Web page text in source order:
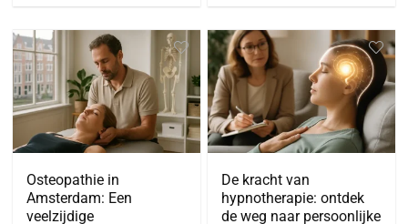
Osteopathie in
Amsterdam: Een
veelzijdige
De kracht van
hypnotherapie: ontdek
de weg naar persoonlijke